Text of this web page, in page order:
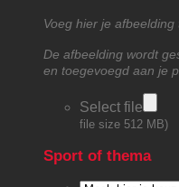
Voeg hier je afbeelding
De afbeelding wordt
en toegevoegd aan je
Select file
file size 512 MB)
Sport of thema